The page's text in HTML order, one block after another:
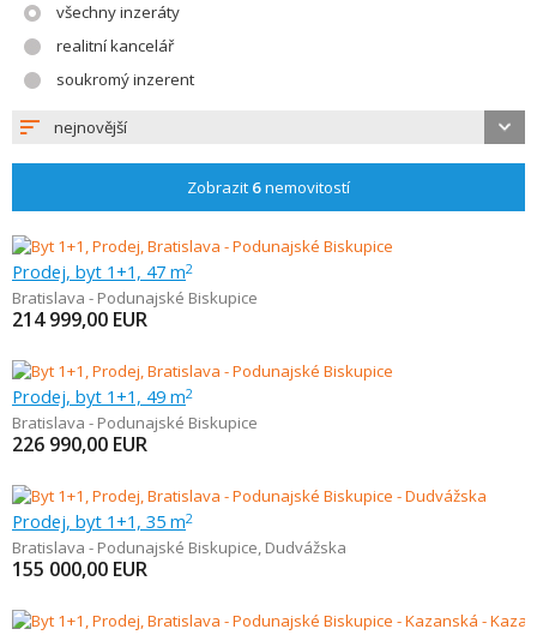
všechny inzeráty
realitní kancelář
soukromý inzerent
nejnovější
Zobrazit 6nemovitostí
Prodej, byt 1+1, 47 m2
Bratislava - Podunajské Biskupice
214 999,00 EUR
Prodej, byt 1+1, 49 m2
Bratislava - Podunajské Biskupice
226 990,00 EUR
Prodej, byt 1+1, 35 m2
Bratislava - Podunajské Biskupice, Dudvážska
155 000,00 EUR